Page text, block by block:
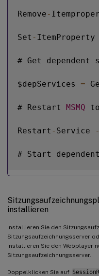
Remove -
Set - ItemProperty
# Get dependent
$depServices =
# Restart MSMQ
Restart - Service -
# Start
if (
foreach (
if (
installieren
Installieren Sie den
Sitzungsaufzeichnungsserver
Installieren Sie den Webplayer
Sitzungsaufzeichnungsserver.
Doppelklicken Sie auf